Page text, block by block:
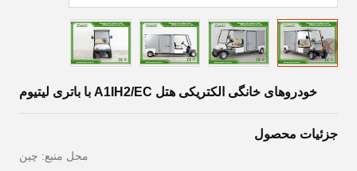
خودروهای خانگی الکتریکی هتل A1IH2/EC با باتری لیتیوم
جزئیات محصول
محل منبع: چین